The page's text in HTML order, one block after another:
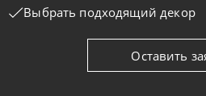
на выбор на выбор
Выбрать подходящий декор
Оставить